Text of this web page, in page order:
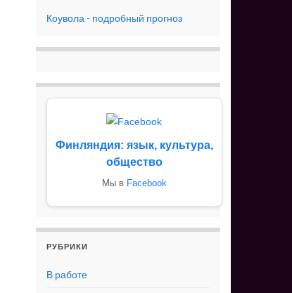
Коувола - подробный прогноз
Финляндия: язык, культура,
общество
Мы в Facebook
РУБРИКИ
В работе